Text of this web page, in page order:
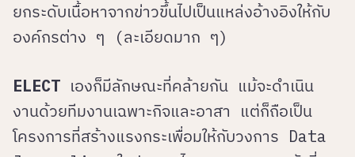
ยกระดับเนื้อหาจากข่าวขึ้นไปเป็นแหล่งอ้างอิงให้กับ
องค์กรต่าง ๆ (ละเอียดมาก ๆ)
ELECT เองก็มีลักษณะที่คล้ายกัน แม้จะดำเนิน
งานด้วยทีมงานเฉพาะกิจและอาสา แต่ก็ถือเป็น
โครงการที่สร้างแรงกระเพื่อมให้กับวงการ Data